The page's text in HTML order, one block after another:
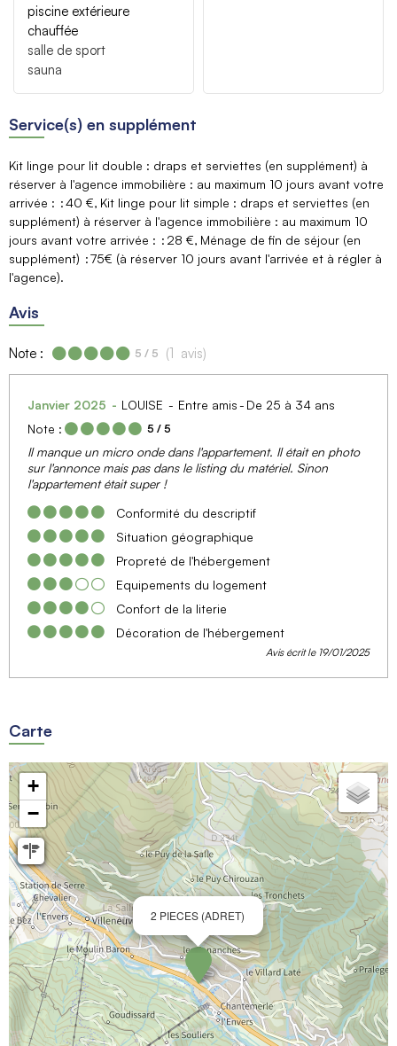
piscine extérieure
chauffée
salle de sport
sauna
Service(s) en supplément
Kit linge pour lit double : draps et serviettes (en supplément) à
réserver à l'agence immobilière : au maximum 10 jours avant votre
arrivée :
40 € Kit linge pour lit simple : draps et serviettes (en
supplément) à réserver à l'agence immobilière : au maximum 10
jours avant votre arrivée :
28 € Ménage de fin de séjour (en
supplément)
75€ (à réserver 10 jours avant l'arrivée et à régler à
l'agence)
Avis
Note : 5 / 5 (1 avis)
Janvier 2025 LOUISE Entre amis
De 25 à 34 ans
Note :
5 / 5
Il manque un micro onde dans l'appartement. Il était en photo
sur l'annonce mais pas dans le listing du matériel. Sinon
l'appartement était super !
Conformité du descriptif
Situation géographique
Propreté de l'hébergement
Equipements du logement
Confort de la literie
Décoration de l'hébergement
Avis écrit le 19/01/2025
Carte
2 PIECES (ADRET)
+
−